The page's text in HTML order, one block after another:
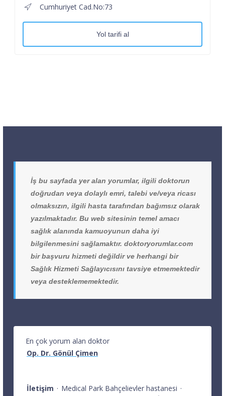
Cumhuriyet Cad.No:73
Yol tarifi al
İş bu sayfada yer alan yorumlar, ilgili doktorun
doğrudan veya dolaylı emri, talebi ve/veya ricası
olmaksızın, ilgili hasta tarafından bağımsız olarak
yazılmaktadır. Bu web sitesinin temel amacı
sağlık alanında kamuoyunun daha iyi
bilgilenmesini sağlamaktır. doktoryorumlar.com
bir başvuru hizmeti değildir ve herhangi bir
Sağlık Hizmeti Sağlayıcısını tavsiye etmemektedir
veya desteklememektedir.
En çok yorum alan doktor
Op. Dr. Gönül Çimen
İletişim · Medical Park Bahçelievler hastanesi ·